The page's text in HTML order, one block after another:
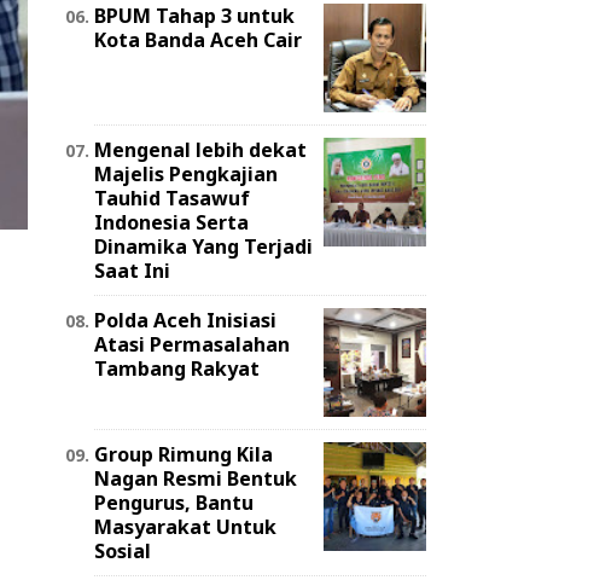
BPUM Tahap 3 untuk
Kota Banda Aceh Cair
Mengenal lebih dekat
Majelis Pengkajian
Tauhid Tasawuf
Indonesia Serta
Dinamika Yang Terjadi
Saat Ini
Polda Aceh Inisiasi
Atasi Permasalahan
Tambang Rakyat
Group Rimung Kila
Nagan Resmi Bentuk
Pengurus, Bantu
Masyarakat Untuk
Sosial